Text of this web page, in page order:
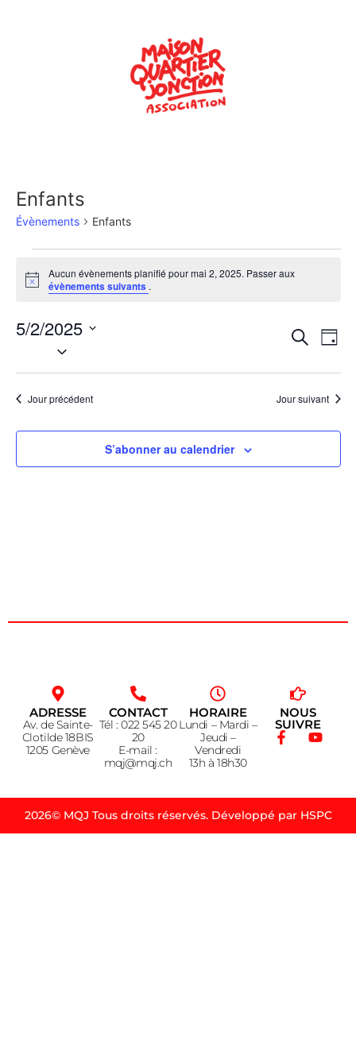
Enfants
Évènements Enfants
Notice
Aucun évènements planifié pour mai 2, 2025. Passer aux
évènements suivants .
et
de
vues
Recherche
Jour
5/2/2025
Sélectionnez
date.
Jour précédent Jour suivant
S’abonner au calendrier
ADRESSE
Av. de Sainte-
Clotilde 18BIS
1205 Genève
CONTACT
Tél : 022 545 20
20
E-mail :
mqj@mqj.ch
HORAIRE
Lundi – Mardi –
Jeudi –
Vendredi
13h à 18h30
NOUS
SUIVRE
2026© MQJ Tous droits réservés. Développé par HSPC